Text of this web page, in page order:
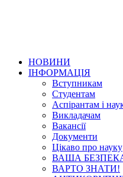
НОВИНИ
ІНФОРМАЦІЯ
Вступникам
Студентам
Аспірантам і
Викладачам
Вакансії
Документи
Цікаво про науку
ВАША
ВАРТО ЗНАТИ!